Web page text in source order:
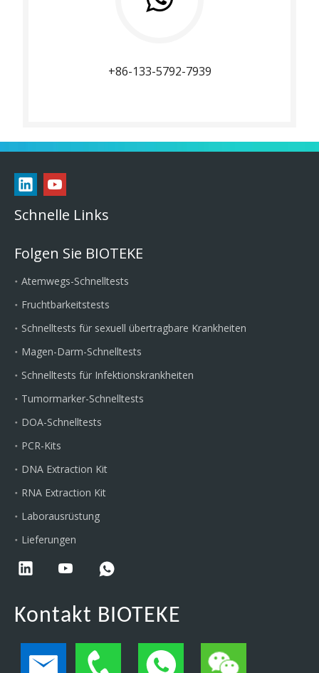
+86-133-5792-7939
Schnelle Links
Folgen Sie BIOTEKE
Atemwegs-Schnelltests
Fruchtbarkeitstests
Schnelltests für sexuell übertragbare Krankheiten
Magen-Darm-Schnelltests
Schnelltests für Infektionskrankheiten
Tumormarker-Schnelltests
DOA-Schnelltests
PCR-Kits
DNA Extraction Kit
RNA Extraction Kit
Laborausrüstung
Lieferungen
Kontakt BIOTEKE